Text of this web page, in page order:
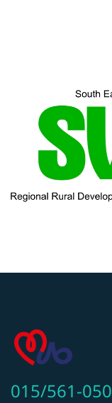
015/561-050